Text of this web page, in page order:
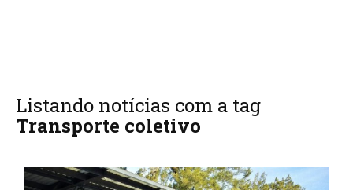
Listando notícias com a tag
Transporte coletivo